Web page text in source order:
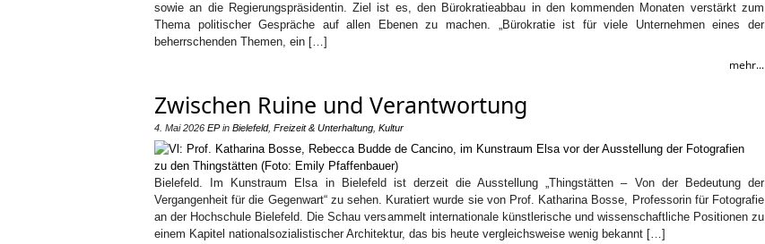
sowie an die Regierungspräsidentin. Ziel ist es, den Bürokratieabbau in den kommenden Monaten verstärkt zum
Thema politischer Gespräche auf allen Ebenen zu machen. „Bürokratie ist für viele Unternehmen eines der
beherrschenden Themen, ein […]
mehr...
Zwischen Ruine und Verantwortung
4. Mai 2026 EPin Bielefeld, Freizeit & Unterhaltung Kultur
Bielefeld. Im Kunstraum Elsa in Bielefeld ist derzeit die Ausstellung „Thingstätten – Von der Bedeutung der
Vergangenheit für die Gegenwart“ zu sehen. Kuratiert wurde sie von Prof. Katharina Bosse, Professorin für Fotografie
an der Hochschule Bielefeld. Die Schau versammelt internationale künstlerische und wissenschaftliche Positionen zu
einem Kapitel nationalsozialistischer Architektur, das bis heute vergleichsweise wenig bekannt […]